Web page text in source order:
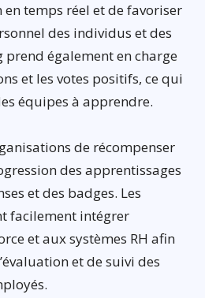
temps réel et de favoriser
des individus et des
également en charge
et les votes positifs, ce qui
équipes à apprendre.
de récompenser
des apprentissages
et des badges. Les
facilement intégrer
et aux systèmes RH afin
et de suivi des